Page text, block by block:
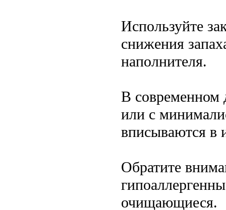
Используйте
снижения
наполнителя.
В современном
или с
вписываются в
Обратите
очищающиеся.